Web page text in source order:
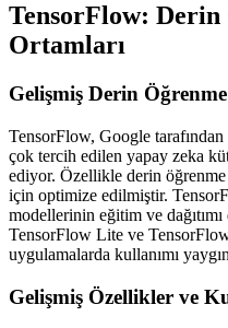
TensorFlow:
Ortamları
Gelişmiş Derin
TensorFlow, Google
çok tercih edilen yapay zeka
ediyor. Özellikle derin
için optimize edilmiştir.
modellerinin eğitim ve
TensorFlow Lite ve
uygulamalarda kullanımı
Gelişmiş Özellikler ve